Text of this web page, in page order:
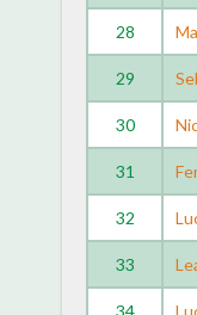
28
29
30
31
32
33
34